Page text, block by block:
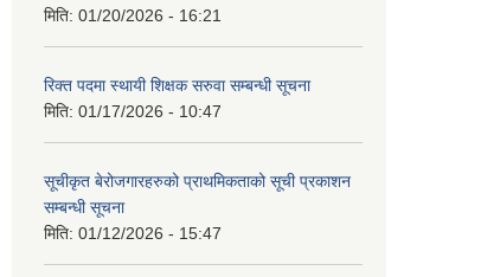
मिति: 01/20/2026 - 16:21
रिक्त पदमा स्थायी शिक्षक सरुवा सम्बन्धी सूचना
मिति: 01/17/2026 - 10:47
सूचीकृत बेरोजगारहरुको प्राथमिकताको सूची प्रकाशन
सम्बन्धी सूचना
मिति: 01/12/2026 - 15:47